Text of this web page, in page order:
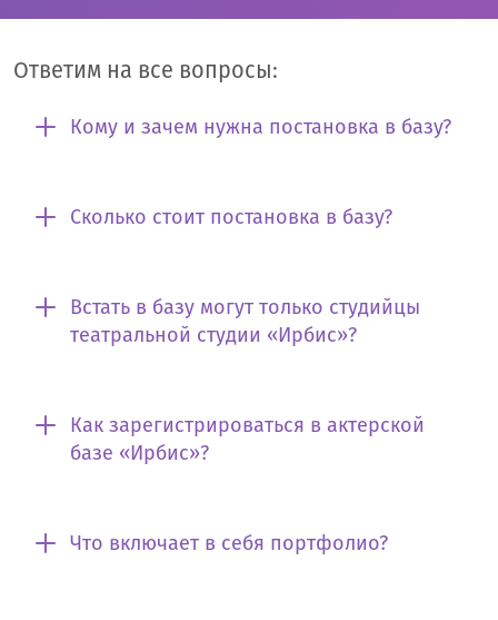
Ответим на все вопросы:
Кому и зачем нужна постановка в базу?
Сколько стоит постановка в базу?
Встать в базу могут только студийцы
театральной студии «Ирбис»?
Как зарегистрироваться в актерской
базе «Ирбис»?
Что включает в себя портфолио?